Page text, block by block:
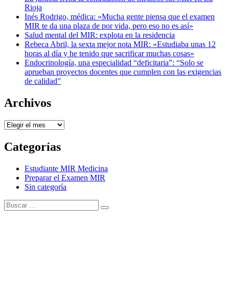
Rioja
Inés Rodrigo, médica: «Mucha gente piensa que el examen
MIR te da una plaza de por vida, pero eso no es así»
Salud mental del MIR: explota en la residencia
Rebeca Abril, la sexta mejor nota MIR: «Estudiaba unas 12
horas al día y he tenido que sacrificar muchas cosas»
Endocrinología, una especialidad “deficitaria”: “Solo se
aprueban proyectos docentes que cumplen con las exigencias
de calidad”
Archivos
Archivos
Categorías
Estudiante MIR Medicina
Preparar el Examen MIR
Sin categoría
Buscar:
Buscar